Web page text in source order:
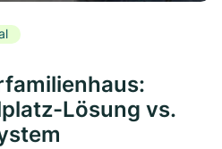
Lösung vs.